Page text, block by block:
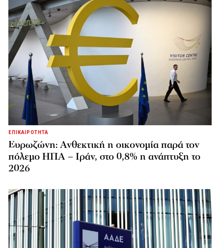
ΕΠΙΚΑΙΡΟΤΗΤΑ
Ευρωζώνη: Ανθεκτική η οικονομία παρά τον
πόλεμο ΗΠΑ – Ιράν, στο 0,8% η ανάπτυξη το
2026